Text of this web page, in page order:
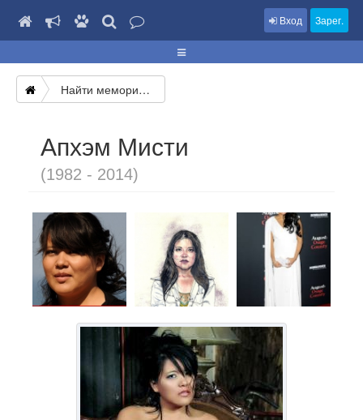
Вход Зарег.
Найти мемориал
Апхэм Мисти
(1982 - 2014)